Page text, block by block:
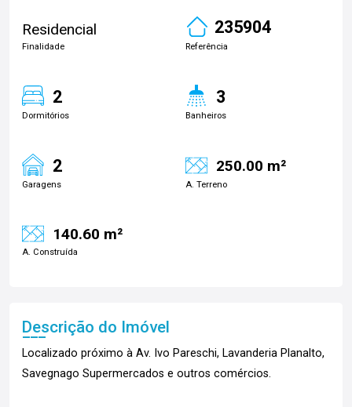
Residencial
Finalidade
235904
Referência
2
Dormitórios
3
Banheiros
2
Garagens
250.00 m²
A. Terreno
140.60 m²
A. Construída
Descrição do Imóvel
Localizado próximo à Av. Ivo Pareschi, Lavanderia Planalto,
Savegnago Supermercados e outros comércios.